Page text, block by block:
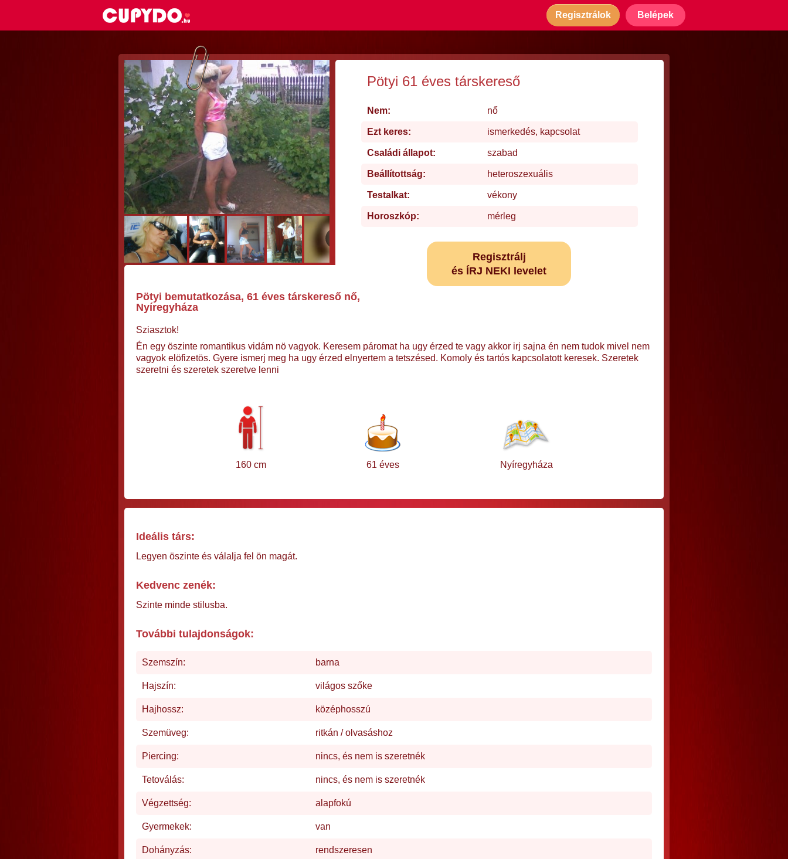
Regisztrálok Belépek
Pötyi 61 éves társkereső
Nem: nő
Ezt keres: ismerkedés, kapcsolat
Családi állapot: szabad
Beállítottság: heteroszexuális
Testalkat: vékony
Horoszkóp: mérleg
Regisztrálj
és ÍRJ NEKI levelet
Pötyi bemutatkozása, 61 éves társkereső nő,
Nyíregyháza
Sziasztok!
Én egy öszinte romantikus vidám nö vagyok. Keresem páromat ha ugy érzed te vagy akkor irj sajna én nem tudok mivel nem
vagyok elöfizetös. Gyere ismerj meg ha ugy érzed elnyertem a tetszésed. Komoly és tartós kapcsolatott keresek. Szeretek
szeretni és szeretek szeretve lenni
160 cm 61 éves Nyíregyháza
Ideális társ:
Legyen öszinte és válalja fel ön magát.
Kedvenc zenék:
Szinte minde stilusba.
További tulajdonságok:
Szemszín: barna
Hajszín: világos szőke
Hajhossz: középhosszú
Szemüveg: ritkán / olvasáshoz
Piercing: nincs, és nem is szeretnék
Tetoválás: nincs, és nem is szeretnék
Végzettség: alapfokú
Gyermekek: van
Dohányzás: rendszeresen